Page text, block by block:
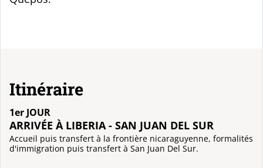
Itinéraire
1er JOUR
ARRIVÉE À LIBERIA - SAN JUAN DEL SUR
Accueil puis transfert à la frontière nicaraguyenne, formalités
d'immigration puis transfert à San Juan Del Sur.